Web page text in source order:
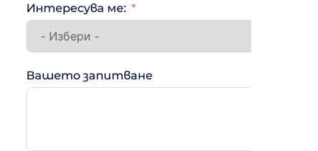
Интересува ме:
Вашето запитване